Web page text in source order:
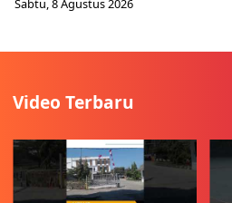
Sabtu, 8 Agustus 2026
Video Terbaru